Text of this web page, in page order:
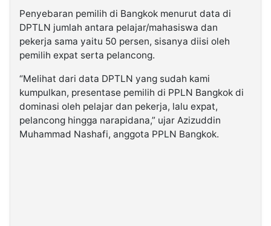
Penyebaran pemilih di Bangkok menurut data di
DPTLN jumlah antara pelajar/mahasiswa dan
pekerja sama yaitu 50 persen, sisanya diisi oleh
pemilih expat serta pelancong.
“Melihat dari data DPTLN yang sudah kami
kumpulkan, presentase pemilih di PPLN Bangkok di
dominasi oleh pelajar dan pekerja, lalu expat,
pelancong hingga narapidana,” ujar Azizuddin
Muhammad Nashafi, anggota PPLN Bangkok.